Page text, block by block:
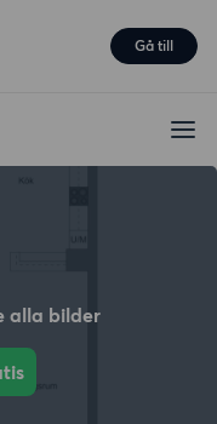
Gå till
alla bilder